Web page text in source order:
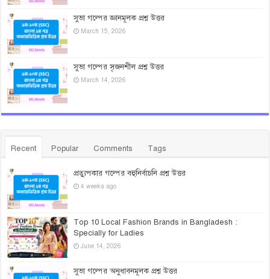
সুভা গল্পের জ্ঞানমূলক প্রশ্ন উত্তর
March 15, 2026
সুভা গল্পের সৃজনশীল প্রশ্ন উত্তর
March 14, 2026
Recent Popular Comments Tags
প্রত্যুপকার গল্পের বহুনির্বাচনি প্রশ্ন উত্তর
4 weeks ago
Top 10 Local Fashion Brands in Bangladesh :
Specially for Ladies
June 14, 2026
সুভা গল্পের অনুধাবনমূলক প্রশ্ন উত্তর